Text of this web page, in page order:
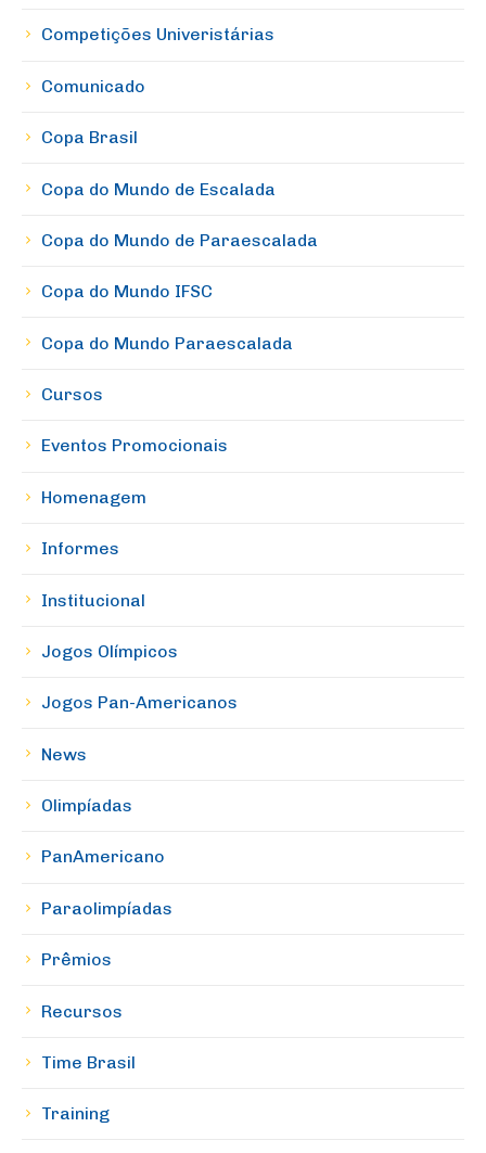
Competições Univeristárias
Comunicado
Copa Brasil
Copa do Mundo de Escalada
Copa do Mundo de Paraescalada
Copa do Mundo IFSC
Copa do Mundo Paraescalada
Cursos
Eventos Promocionais
Homenagem
Informes
Institucional
Jogos Olímpicos
Jogos Pan-Americanos
News
Olimpíadas
PanAmericano
Paraolimpíadas
Prêmios
Recursos
Time Brasil
Training